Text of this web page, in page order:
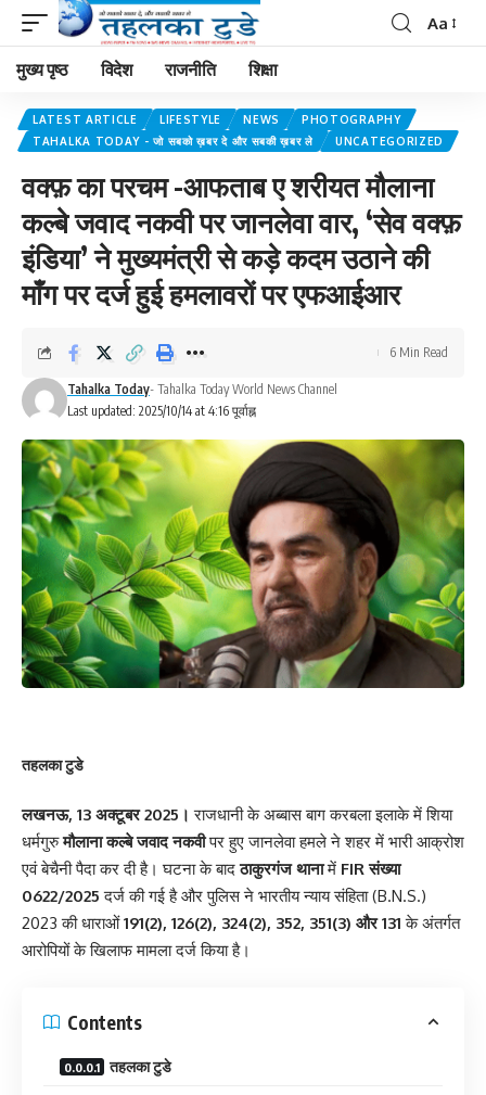
Aa
मुख्य पृष्ठ विदेश राजनीति शिक्षा
LATEST ARTICLE LIFESTYLE NEWS
PHOTOGRAPHY
TAHALKA TODAY - जो सबको ख़बर दे और सबकी ख़बर ले
UNCATEGORIZED
वक्फ़ का परचम -आफताब ए शरीयत मौलाना
कल्बे जवाद नकवी पर जानलेवा वार, ‘सेव वक्फ़
इंडिया’ ने मुख्यमंत्री से कड़े कदम उठाने की
माँग पर दर्ज हुई हमलावरों पर एफआईआर
Last updated: 2025/10/14 at 4:16 पूर्वाह्न
Tahalka Today- Tahalka Today World News Channel
6 Min Read
तहलका टुडे
लखनऊ, 13 अक्टूबर 2025। राजधानी के अब्बास बाग करबला इलाके में शिया
धर्मगुरुमौलाना कल्बे जवाद नकवीपर हुए जानलेवा हमले ने शहर में भारी आक्रोश
एवं बेचैनी पैदा कर दी है। घटना के बादठाकुरगंज थानामें FIR संख्या
0622/2025 दर्ज की गई है और पुलिस ने भारतीय न्याय संहिता (B.N.S.)
2023 की धाराओं191(2), 126(2), 324(2), 352, 351(3) और 131 के अंतर्गत
आरोपियों के खिलाफ मामला दर्ज किया है।
Contents
तहलका टुडे